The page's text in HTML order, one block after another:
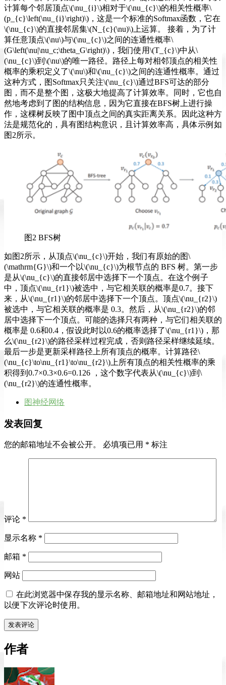
计算每个邻居顶点\(\nu_{i}\)相对于\(\nu_{c}\)的相关性概率\
(p_{c}\left(\nu_{i}\right)\)，这是一个标准的Softmax函数，它在
\(\nu_{c}\)的直接邻居集\(N_{c}(\nu)\)上运算。 接着，为了计
算任意顶点\(\nu\)与\(\nu_{c}\)之间的连通性概率\
(G\left(\nu|\nu_c;\theta_G\right)\)，我们使用\(T_{c}\)中从\
(\nu_{c}\)到\(\nu\)的唯一路径。路径上每对相邻顶点的相关性
概率的乘积定义了\(\nu\)和\(\nu_{c}\)之间的连通性概率。通过
这种方式，图Softmax只关注\(\nu_{c}\)通过BFS可达的部分
图，而不是整个图，这极大地提高了计算效率。同时，它也自
然地考虑到了图的结构信息，因为它直接在BFS树上进行操
作，这棵树反映了图中顶点之间的真实距离关系。因此这种方
法是规范化的，具有图结构意识，且计算效率高，具体示例如
图2所示。
图2 BFS树
如图2所示，从顶点\(\nu_{c}\)开始，我们有原始的图\
(\mathrm{G}\)和一个以\(\nu_{c}\)为根节点的 BFS 树。第一步
是从\(\nu_{c}\)的直接邻居中选择下一个顶点。在这个例子
中，顶点\(\nu_{r1}\)被选中，与它相关联的概率是0.7。接下
来，从\(\nu_{r1}\)的邻居中选择下一个顶点。顶点\(\nu_{r2}\)
被选中，与它相关联的概率是 0.3。然后，从\(\nu_{r2}\)的邻
居中选择下一个顶点。可能的选择只有两种，与它们相关联的
概率是 0.6和0.4，假设此时以0.6的概率选择了\(\nu_{r1}\)，那
么\(\nu_{r2}\)的路径采样过程完成，否则路径采样继续延续。
最后一步是更新采样路径上所有顶点的概率。计算路径\
(\nu_{c}\to\nu_{r1}\to\nu_{r2}\)上所有顶点的相关性概率的乘
积得到0.7×0.3×0.6=0.126 ，这个数字代表从\(\nu_{c}\)到\
(\nu_{r2}\)的连通性概率。
图神经网络
发表回复
您的邮箱地址不会被公开。 必填项已用 * 标注
评论 *
显示名称 *
邮箱 *
网站
在此浏览器中保存我的显示名称、邮箱地址和网站地址，
以便下次评论时使用。
作者